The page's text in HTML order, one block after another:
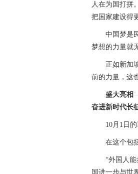
人在为国打拼
把国家建设得
中国梦是民
梦想的力量就
正如新加坡
前的力量，这
盛大亮相
奋进新时代长
10月1日的群
在这个包括
“外国人能参
国进一步与世